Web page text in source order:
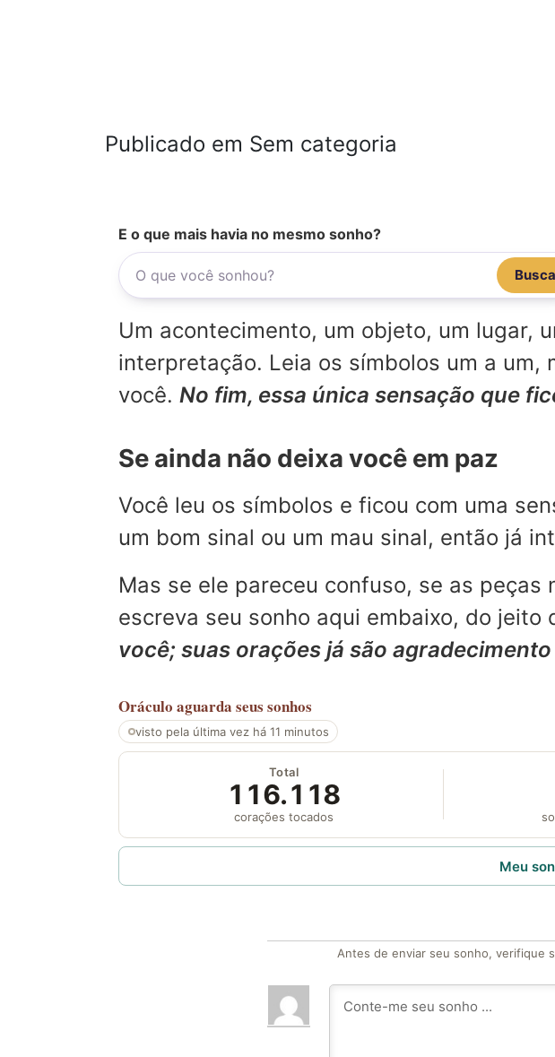
Publicado em Sem categoria
E o que mais havia no mesmo sonho?
Um acontecimento, um objeto, um lugar,
interpretação. Leia os símbolos um a um,
você. No fim, essa única sensação que
Se ainda não deixa você em paz
Você leu os símbolos e ficou com uma
um bom sinal ou um mau sinal, então já
Mas se ele pareceu confuso, se as
escreva seu sonho aqui embaixo, do jeito
você; suas orações já são
Oráculo aguarda seus sonhos
visto pela última vez há 11 minutos
Total
116.118
corações tocados
Meu
Antes de enviar seu sonho, verifique